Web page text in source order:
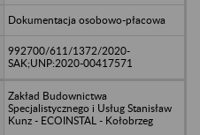
Dokumentacja osobowo-płacowa
992700/611/1372/2020-
SAK;UNP:2020-00417571
Zakład Budownictwa
Specjalistycznego i Usług Stanisław
Kunz - ECOINSTAL - Kołobrzeg